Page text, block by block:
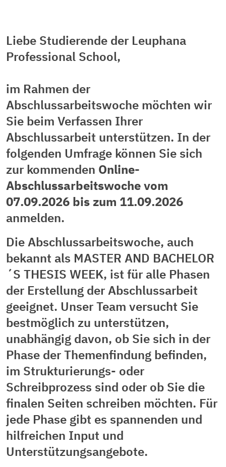
Liebe Studierende der Leuphana
Professional School,
im Rahmen der
Abschlussarbeitswoche möchten wir
Sie beim Verfassen Ihrer
Abschlussarbeit unterstützen. In der
folgenden Umfrage können Sie sich
zur kommenden Online-
Abschlussarbeitswoche vom
07.09.2026 bis zum 11.09.2026
anmelden.
Die Abschlussarbeitswoche, auch
bekannt als MASTER AND BACHELOR
´S THESIS WEEK, ist für alle Phasen
der Erstellung der Abschlussarbeit
geeignet. Unser Team versucht Sie
bestmöglich zu unterstützen,
unabhängig davon, ob Sie sich in der
Phase der Themenfindung befinden,
im Strukturierungs- oder
Schreibprozess sind oder ob Sie die
finalen Seiten schreiben möchten. Für
jede Phase gibt es spannenden und
hilfreichen Input und
Unterstützungsangebote.